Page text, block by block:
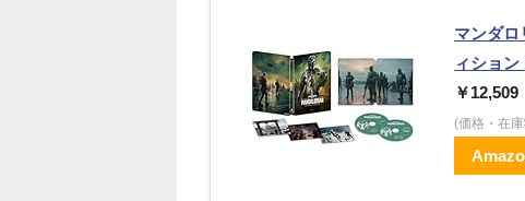
マンダ
ィショ
￥12,509
(価格・在